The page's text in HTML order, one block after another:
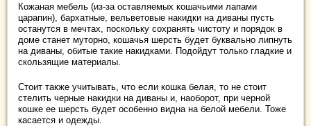
Кожаная мебель (из-за оставляемых кошачьими лапами
царапин), бархатные, вельветовые накидки на диваны пусть
останутся в мечтах, поскольку сохранять чистоту и порядок в
доме станет муторно, кошачья шерсть будет буквально липнуть
на диваны, обитые такие накидками. Подойдут только гладкие и
скользящие материалы.
Стоит также учитывать, что если кошка белая, то не стоит
стелить черные накидки на диваны и, наоборот, при черной
кошке ее шерсть будет особенно видна на белой мебели. Тоже
касается и одежды.